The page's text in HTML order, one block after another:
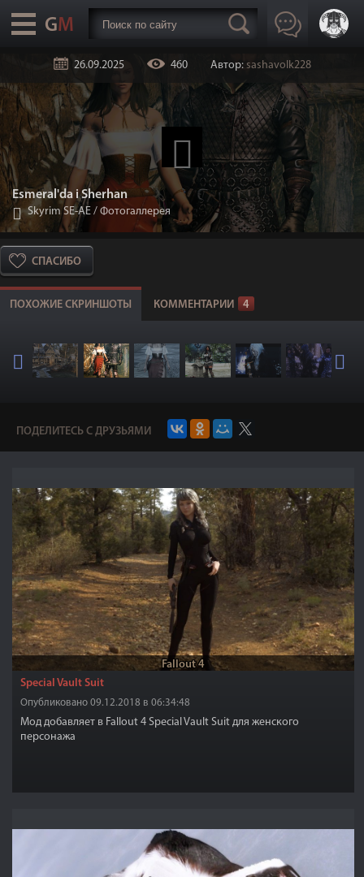
26.09.2025 460 Автор: sashavolk228
Esmeral'da i Sherhan
Skyrim SE-АЕ / Фотогаллерея
СПАСИБО
ПОХОЖИЕ СКРИНШОТЫ КОММЕНТАРИИ 4
ПОДЕЛИТЕСЬ С ДРУЗЬЯМИ
Fallout 4
Special Vault Suit
Опубликовано 09.12.2018 в 06:34:48
Мод добавляет в Fallout 4 Special Vault Suit для женского
персонажа